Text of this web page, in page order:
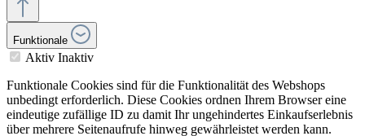
Funktionale
Aktiv Inaktiv
Funktionale Cookies sind für die Funktionalität des Webshops
unbedingt erforderlich. Diese Cookies ordnen Ihrem Browser eine
eindeutige zufällige ID zu damit Ihr ungehindertes Einkaufserlebnis
über mehrere Seitenaufrufe hinweg gewährleistet werden kann.